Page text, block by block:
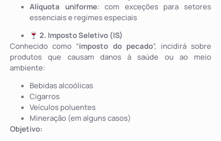
Alíquota uniforme: com exceções para setores
essenciais e regimes especiais
2. Imposto Seletivo (IS)
Conhecido como “imposto do pecado”, incidirá sobre
produtos que causam danos à saúde ou ao meio
ambiente:
Bebidas alcoólicas
Cigarros
Veículos poluentes
Mineração (em alguns casos)
Objetivo: